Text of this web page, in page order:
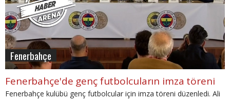
Fenerbahçe
Fenerbahçe'de genç futbolcuların imza töreni
Fenerbahçe kulübü genç futbolcular için imza töreni düzenledi. Ali